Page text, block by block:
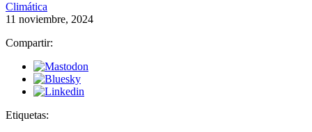
Climática
11 noviembre, 2024
Compartir:
Etiquetas: